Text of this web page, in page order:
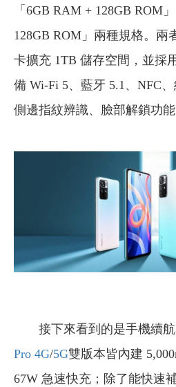
「6GB RAM + 128GB ROM
128GB ROM」兩種規格。兩
卡擴充 1TB 儲存空間，並採
備 Wi-Fi 5、藍牙 5.1、NFC
側邊指紋辨識、臉部解鎖功能
接下來看到的是手機續航
Pro 4G/5G雙版本皆內建
67W 急速快充；除了能快速